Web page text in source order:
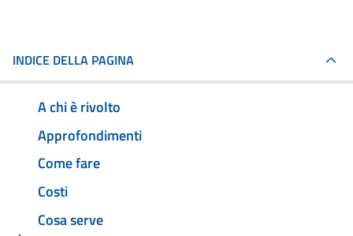
INDICE DELLA PAGINA
A chi è rivolto
Approfondimenti
Come fare
Costi
Cosa serve